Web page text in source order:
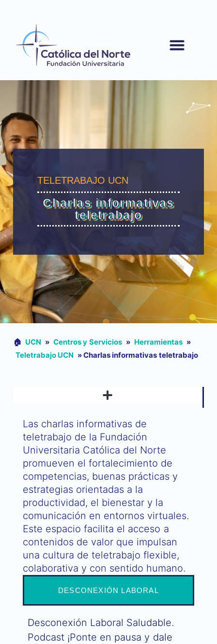
TELETRABAJO UCN
Charlas informativas
teletrabajo
🏠︎ UCN » Centros y Servicios » Herramientas »
Teletrabajo UCN »Charlas informativas teletrabajo
Las charlas informativas de
teletrabajo de la Fundación
Universitaria Católica del Norte
promueven el fortalecimiento de
competencias, buenas prácticas y
estrategias orientadas a la
productividad, el bienestar y la
comunicación en entornos virtuales.
Este espacio facilita el acceso a
contenidos de valor que impulsan
una cultura de teletrabajo flexible,
colaborativa y con sentido humano.
DESCONEXIÓN LABORAL
Desconexión Laboral Saludable.
Podcast ¡Ponte en pausa y dale